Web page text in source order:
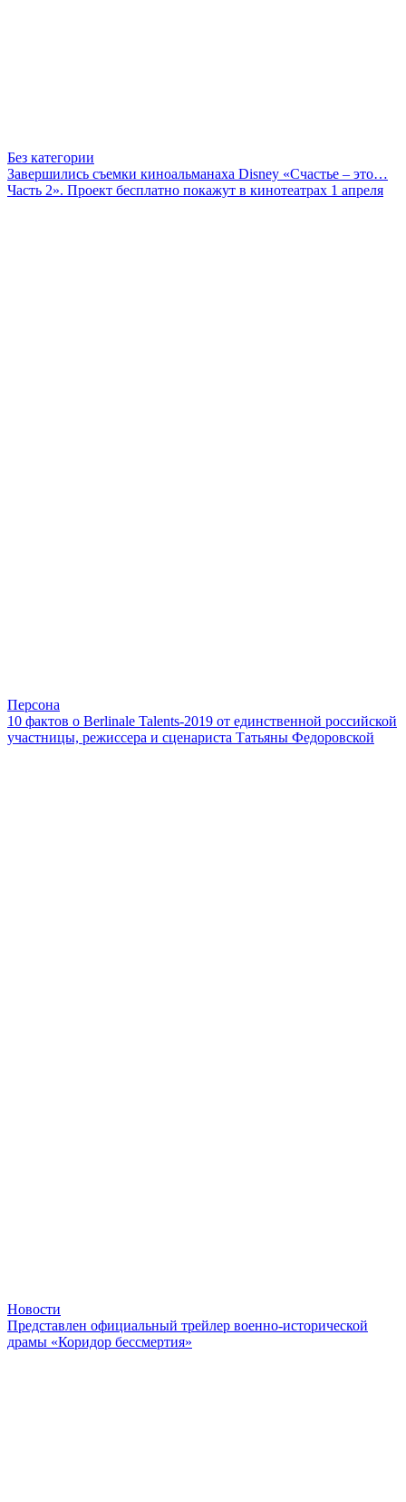
Без категории
Завершились съемки киноальманаха Disney «Счастье – это…
Часть 2». Проект бесплатно покажут в кинотеатрах 1 апреля
Персона
10 фактов о Berlinale Talents-2019 от единственной российской
участницы, режиссера и сценариста Татьяны Федоровской
Новости
Представлен официальный трейлер военно-исторической
драмы «Коридор бессмертия»